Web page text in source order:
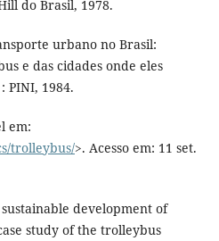
do Brasil, 1978.
urbano no Brasil:
e das cidades onde eles
PINI, 1984.
em:
trolleybus/>. Acesso em: 11 set.
development of
study of the trolleybus